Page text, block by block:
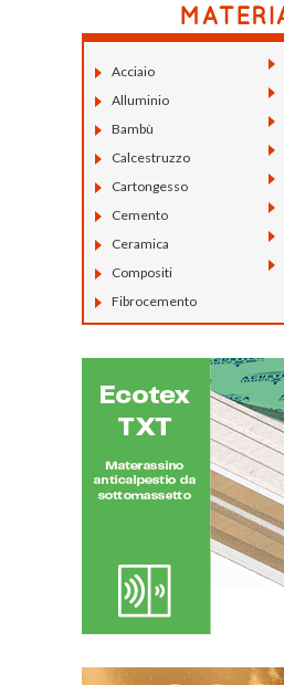
Acciaio
Alluminio
Bambù
Calcestruzzo
Cartongesso
Cemento
Ceramica
Compositi
Fibrocemento